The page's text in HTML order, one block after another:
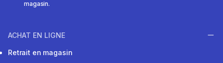
magasin.
ACHAT EN LIGNE
Retrait en magasin